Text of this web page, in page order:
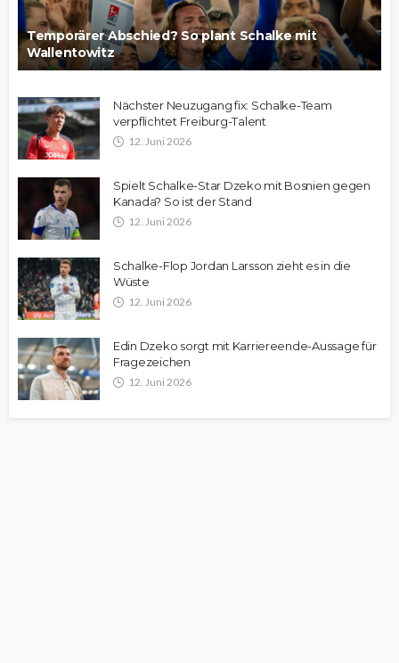
Temporärer Abschied? So plant Schalke mit
Wallentowitz
Nächster Neuzugang fix: Schalke-Team
verpflichtet Freiburg-Talent
12. Juni 2026
Spielt Schalke-Star Dzeko mit Bosnien gegen
Kanada? So ist der Stand
12. Juni 2026
Schalke-Flop Jordan Larsson zieht es in die
Wüste
12. Juni 2026
Edin Dzeko sorgt mit Karriereende-Aussage für
Fragezeichen
12. Juni 2026